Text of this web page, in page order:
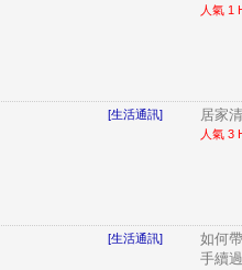
人氣 1
[生活通訊] 居家
人氣 3
[生活通訊]
如何
手續